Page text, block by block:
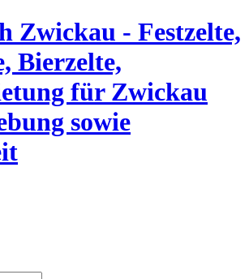
Zwickau - Festzelte,
Bierzelte,
für Zwickau
sowie